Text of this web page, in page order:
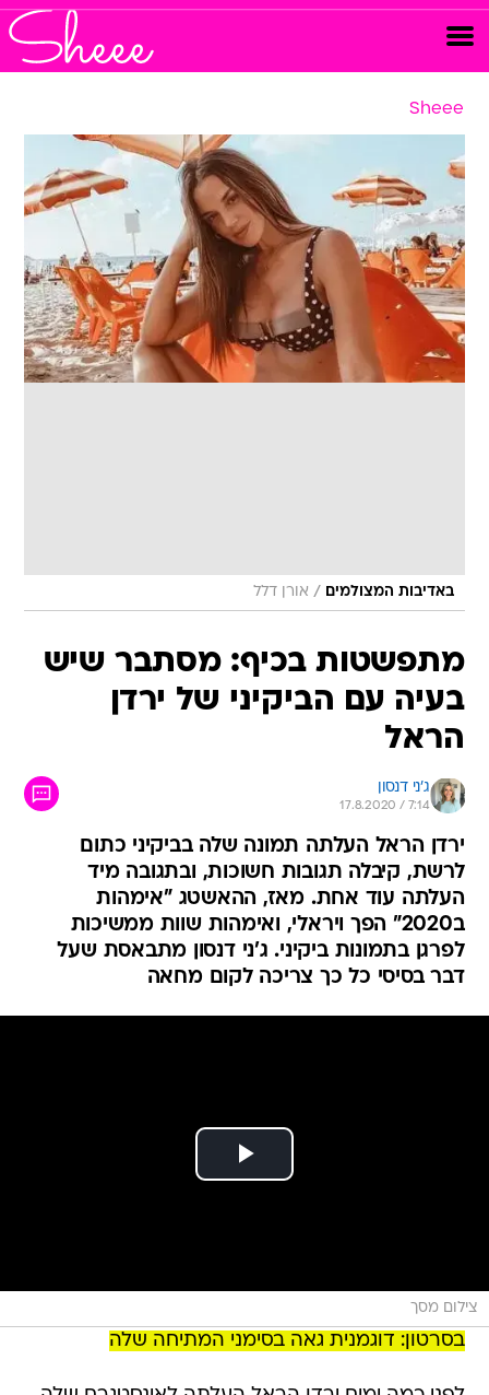
Sheee
באדיבות המצולמים / אורן דלל
מתפשטות בכיף: מסתבר שיש
בעיה עם הביקיני של ירדן
הראל
ג'ני דנסון
17.8.2020 / 7:14
ירדן הראל העלתה תמונה שלה בביקיני כתום
לרשת, קיבלה תגובות חשוכות, ובתגובה מיד
העלתה עוד אחת. מאז, ההאשטג "אימהות
ב2020" הפך ויראלי, ואימהות שוות ממשיכות
לפרגן בתמונות ביקיני. ג'ני דנסון מתבאסת שעל
דבר בסיסי כל כך צריכה לקום מחאה
צילום מסך
בסרטון: דוגמנית גאה בסימני המתיחה שלה